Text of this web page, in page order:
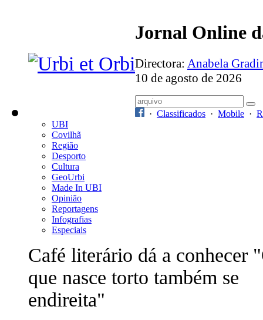
Jornal Online
Directora: Anabela
10 de agosto de 2026
· Classificados · Mobile ·
UBI
Covilhã
Região
Desporto
Cultura
GeoUrbi
Made In UBI
Opinião
Reportagens
Infografias
Especiais
Café literário dá a conhecer
que nasce torto também se
endireita"